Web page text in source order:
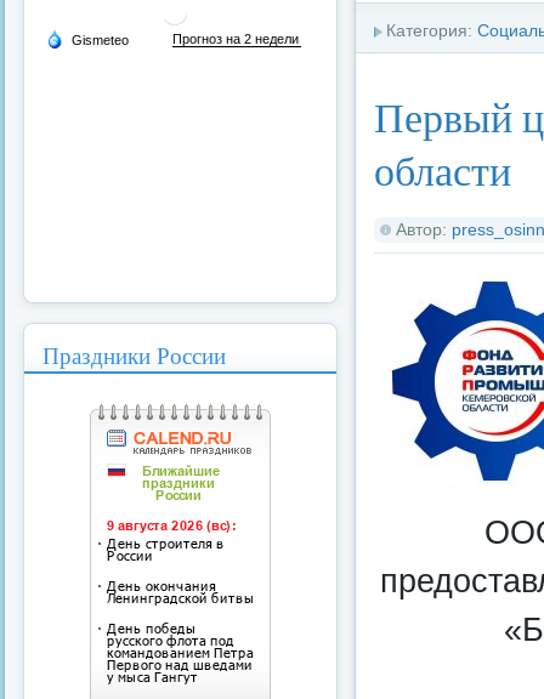
Категория:
Первый
области
Автор:
Праздники России